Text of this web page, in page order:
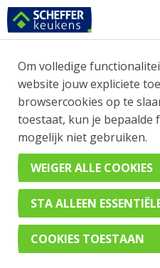
WEBSHOP
Je kan tijdelijk geen
vast oriënteren?
en merken met elkaar.
informatie.
Koel-
LIEBHERR
Om volledige
website jouw expliciete
browsercookies op te
toestaat, kun je bepaalde
mogelijk niet gebruiken.